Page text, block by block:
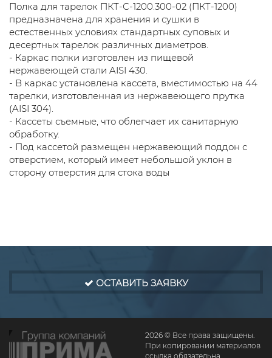
Полка для тарелок ПКТ-С-1200.300-02 (ПКТ-1200)
предназначена для хранения и сушки в
естественных условиях стандартных суповых и
десертных тарелок различных диаметров.
- Каркас полки изготовлен из пищевой
нержавеющей стали AISI 430.
- В каркас установлена кассета, вместимостью на 44
тарелки, изготовленная из нержавеющего прутка
(AISI 304).
- Кассеты съемные, что облегчает их санитарную
обработку.
- Под кассетой размещен нержавеющий поддон с
отверстием, который имеет небольшой уклон в
сторону отверстия для стока воды
ОСТАВИТЬ ЗАЯВКУ
2026 © Все права защищены.
При копировании материалов
ссылка обязательна